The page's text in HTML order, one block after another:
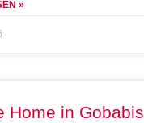
»
Home in Gobabis